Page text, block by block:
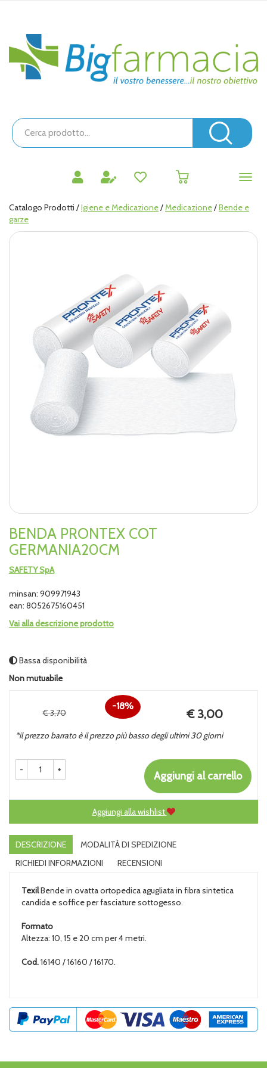
principaleBigfarmacia
Cerca
Prodotto
Catalogo Prodotti /Igiene e Medicazione/Medicazione/Bende e
garze
BENDA PRONTEX COT
GERMANIA20CM
SAFETY SpA
minsan: 909971943
ean: 8052675160451
Vai alla descrizione prodotto
Bassa disponibilità
Non mutuabile
Sconto
18%
€ 3,70
Prezzo
scontato
€ 3,00
*il prezzo barrato è il prezzo più basso degli ultimi 30 giorni
- + Aggiungi al carrello
Aggiungi alla wishlist
DESCRIZIONE
MODALITÀ DI SPEDIZIONE
RICHIEDI INFORMAZIONI
RECENSIONI
TexilBende in ovatta ortopedica agugliata in fibra sintetica
candida e soffice per fasciature sottogesso.
Formato
Altezza: 10, 15 e 20 cm per 4 metri.
Cod.16140 / 16160 / 16170.